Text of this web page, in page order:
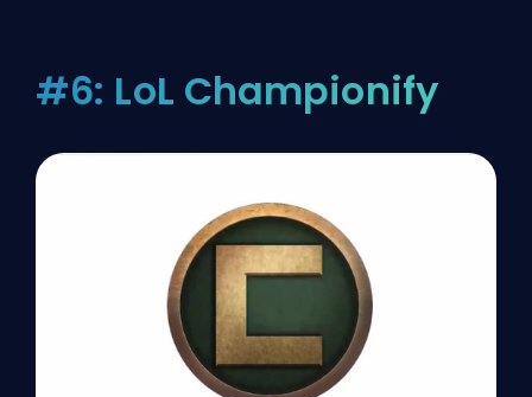
#6: LoL Championify